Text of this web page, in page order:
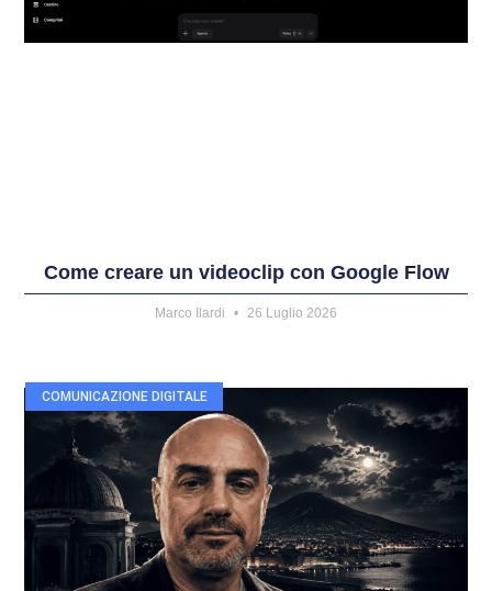
Come creare un videoclip con Google Flow
Marco Ilardi 26 Luglio 2026
COMUNICAZIONE DIGITALE